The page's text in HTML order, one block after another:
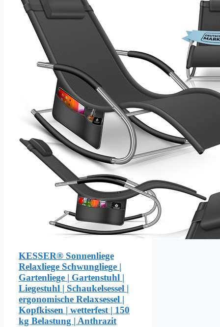
KESSER® Sonnenliege
Relaxliege Schwungliege |
Gartenliege | Gartenstuhl |
Liegestuhl | Schaukelsessel |
ergonomische Relaxsessel |
Kopfkissen | wetterfest | 150
kg Belastung | Anthrazit